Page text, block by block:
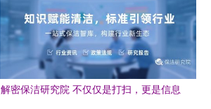
解密保洁研究院 不仅仅是打扫，更是信息